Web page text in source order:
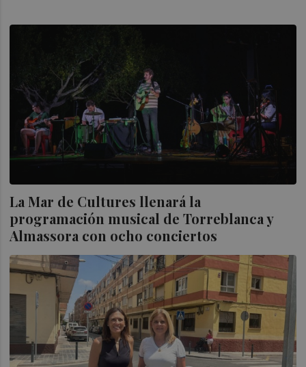
La Mar de Cultures llenará la
programación musical de Torreblanca y
Almassora con ocho conciertos